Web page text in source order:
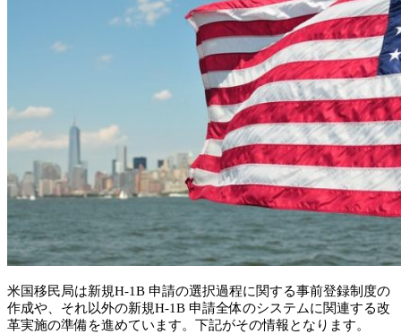
米国移民局は新規H-1B 申請の選択過程に関する事前登録制度の
作成や、それ以外の新規H-1B 申請全体のシステムに関連する改
革実施の準備を進めています。下記がその情報となります。